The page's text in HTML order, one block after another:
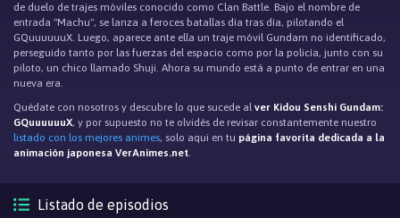
de duelo de trajes móviles conocido como Clan Battle. Bajo el nombre de
entrada "Machu", se lanza a feroces batallas día tras día, pilotando el
GQuuuuuuX. Luego, aparece ante ella un traje móvil Gundam no identificado,
perseguido tanto por las fuerzas del espacio como por la policía, junto con su
piloto, un chico llamado Shuji. Ahora su mundo está a punto de entrar en una
nueva era.
Quédate con nosotros y descubre lo que sucede alver Kidou Senshi Gundam:
GQuuuuuuX, y por supuesto no te olvidés de revisar constantemente nuestro
listado con los mejores animes, solo aqui en tu página favorita dedicada a la
animación japonesa VerAnimes.net.
Listado de episodios